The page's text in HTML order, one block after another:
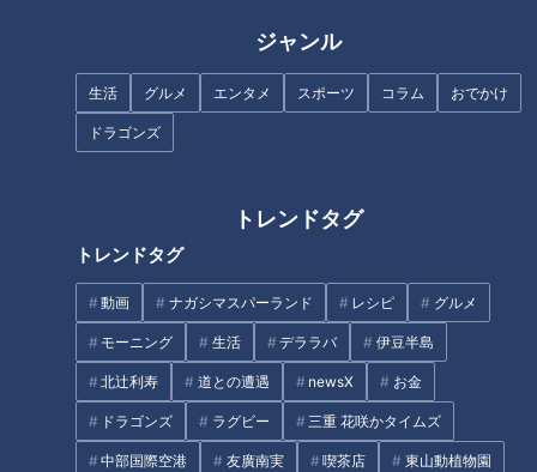
ジャンル
生活 グルメ エンタメ スポーツ コラム おでかけ
ドラゴンズ
トレンドタグ
トレンドタグ
動画 ナガシマスパーランド レシピ グルメ
モーニング 生活 デララバ 伊豆半島
北辻利寿 道との遭遇 newsX お金
ドラゴンズ ラグビー 三重 花咲かタイムズ
中部国際空港 友廣南実 喫茶店 東山動植物園
1日10本は食べられる！？大量
健康や睡眠が気になる。人気を
集めるカフェインレス商品
旬の「キビナゴ」
グルメ チャント！